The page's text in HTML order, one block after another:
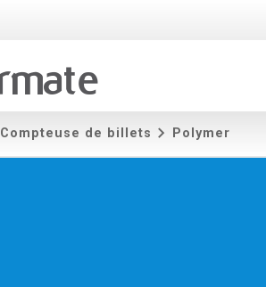
Compteuse de billets Polymer